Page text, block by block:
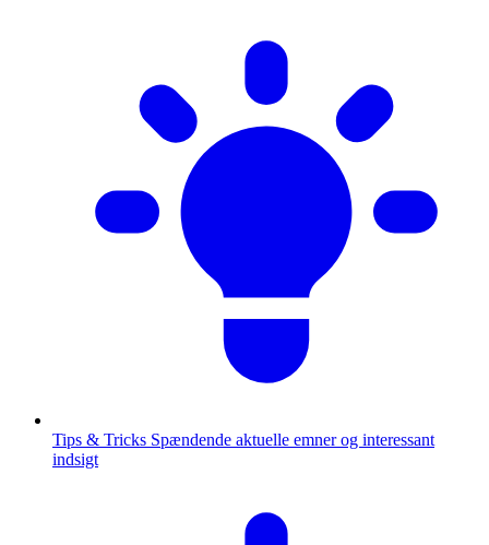
Tips & Tricks Spændende aktuelle emner og interessant
indsigt